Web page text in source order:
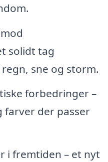
solidt tag
sne og storm.
forbedringer –
der passer
i fremtiden – et nyt